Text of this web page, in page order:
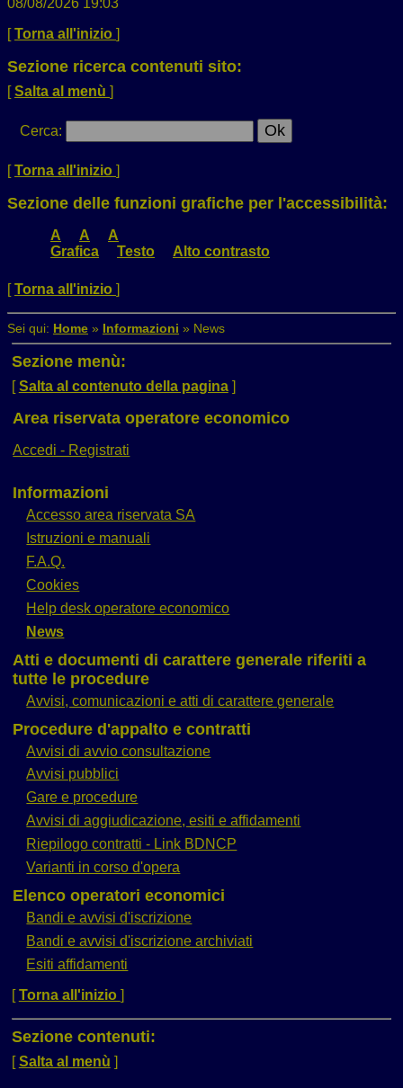
08/08/2026 19:03
[Torna all'inizio ]
Sezione ricerca contenuti sito:
[Salta al menù ]
Cerca:
[Torna all'inizio ]
Sezione delle funzioni grafiche per l'accessibilità:
A A
A
Grafica
Testo Alto contrasto
[Torna all'inizio ]
Sei qui: Home » Informazioni » News
Sezione menù:
[Salta al contenuto della pagina]
Area riservata operatore economico
Accedi - Registrati
Informazioni
Accesso area riservata SA
Istruzioni e manuali
F.A.Q.
Cookies
Help desk operatore economico
News
Atti e documenti di carattere generale riferiti a
tutte le procedure
Avvisi, comunicazioni e atti di carattere generale
Procedure d'appalto e contratti
Avvisi di avvio consultazione
Avvisi pubblici
Gare e procedure
Avvisi di aggiudicazione, esiti e affidamenti
Riepilogo contratti - Link BDNCP
Varianti in corso d'opera
Elenco operatori economici
Bandi e avvisi d'iscrizione
Bandi e avvisi d'iscrizione archiviati
Esiti affidamenti
[Torna all'inizio ]
Sezione contenuti:
[Salta al menù ]